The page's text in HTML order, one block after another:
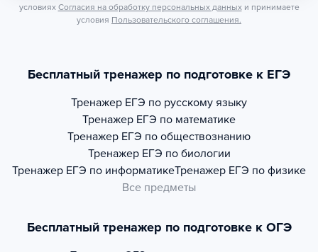
условиях Согласия на обработку персональных данных и принимаете
условия Пользовательского соглашения.
Бесплатный тренажер по подготовке к ЕГЭ
Тренажер ЕГЭ по русскому языку
Тренажер ЕГЭ по математике
Тренажер ЕГЭ по обществознанию
Тренажер ЕГЭ по биологии
Тренажер ЕГЭ по информатикеТренажер ЕГЭ по физике
Все предметы
Бесплатный тренажер по подготовке к ОГЭ